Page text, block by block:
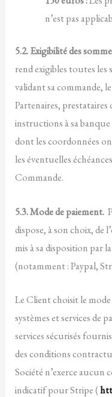
n’est pas
5.2. Exigibilité des
rend exigibles toutes les
validant sa commande,
Partenaires, prestataires
instructions à sa
dont les coordonnées
les éventuelles
Commande.
5.3. Mode de paiement.
dispose, à son choix, de
mis à sa disposition par
(notamment : Paypal,
Le Client choisit le mode
systèmes et services de
services sécurisés
des conditions
Société n’exerce
indicatif pour Stripe (